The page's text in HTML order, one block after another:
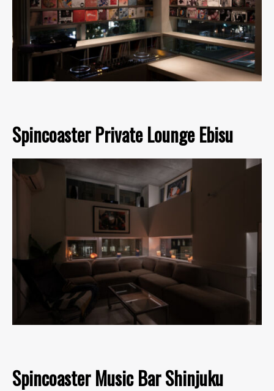
Spincoaster Private Lounge Ebisu
Spincoaster Music Bar Shinjuku